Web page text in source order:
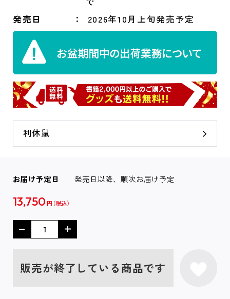
発売日
2026年10月上旬発売予定
利休鼠
お届け予定日 発売日以降、順次お届け予定
13,750 円
販売が終了している商品です